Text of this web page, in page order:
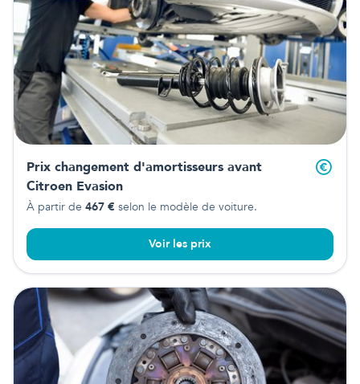
Prix changement d'amortisseurs avant
Citroen Evasion
À partir de 467 € selon le modèle de voiture.
Voir les prix